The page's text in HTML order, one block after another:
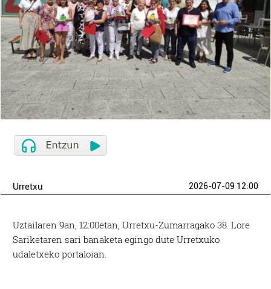
Urretxu 2026-07-09 12:00
Uztailaren 9an, 12:00etan, Urretxu-Zumarragako 38. Lore
Sariketaren sari banaketa egingo dute Urretxuko
udaletxeko portaloian.